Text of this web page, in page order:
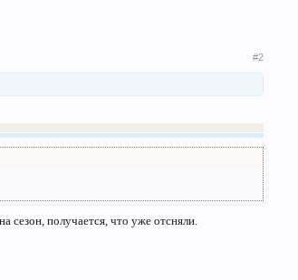
#2
сезон, получается, что уже отсняли.